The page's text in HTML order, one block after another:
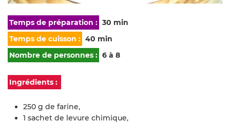
Temps de préparation : 30 min
Temps de cuisson : 40 min
Nombre de personnes : 6 à 8
Ingrédients :
250 g de farine,
1 sachet de levure chimique,